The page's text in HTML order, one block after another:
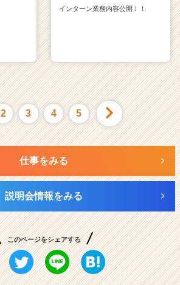
インターン業務内容公開！！
2 3 4 5
仕事をみる
説明会情報をみる
このページをシェアする